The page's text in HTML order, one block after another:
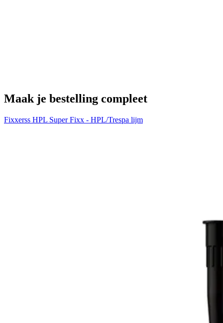
Maak je bestelling compleet
Fixxerss HPL Super Fixx - HPL/Trespa lijm